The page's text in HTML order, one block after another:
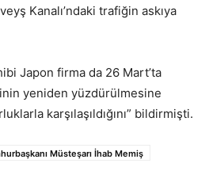
Kanalı’ndaki trafiğin askıya
Japon firma da 26 Mart’ta
yeniden yüzdürülmesine
karşılaşıldığını” bildirmişti.
Müsteşarı İhab Memiş